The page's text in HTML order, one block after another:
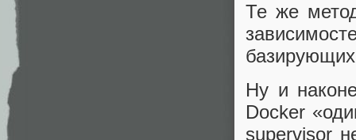
Те же
Ну и
Docker
supervisor